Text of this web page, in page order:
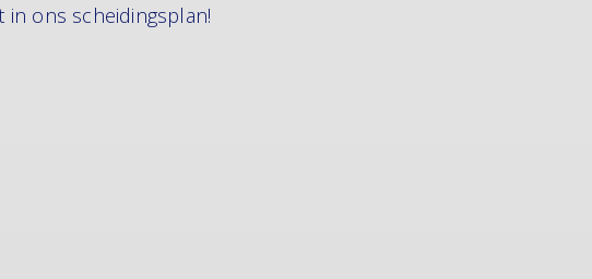
in ons scheidingsplan!